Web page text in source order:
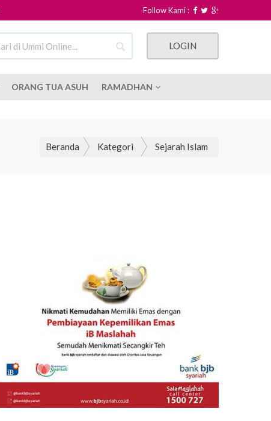
Follow Kami :
LOGIN
ORANG TUA ASUH RAMADHAN
Beranda Kategori Sejarah Islam